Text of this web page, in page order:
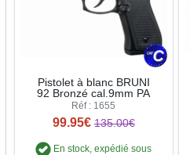
Pistolet à blanc BRUNI
92 Bronzé cal.9mm PA
Réf : 1655
99.95€ 135.00€
En stock, expédié sous